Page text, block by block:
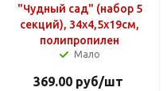
"Чудный сад" (набор 5
секций), 34x4,5x19см,
полипропилен
Мало
369.00руб/шт